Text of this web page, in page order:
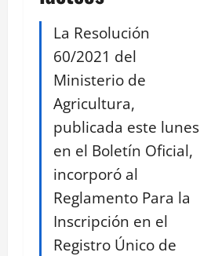
La Resolución
60/2021 del
Ministerio de
Agricultura,
publicada este lunes
en el Boletín Oficial,
incorporó al
Reglamento Para la
Inscripción en el
Registro Único de